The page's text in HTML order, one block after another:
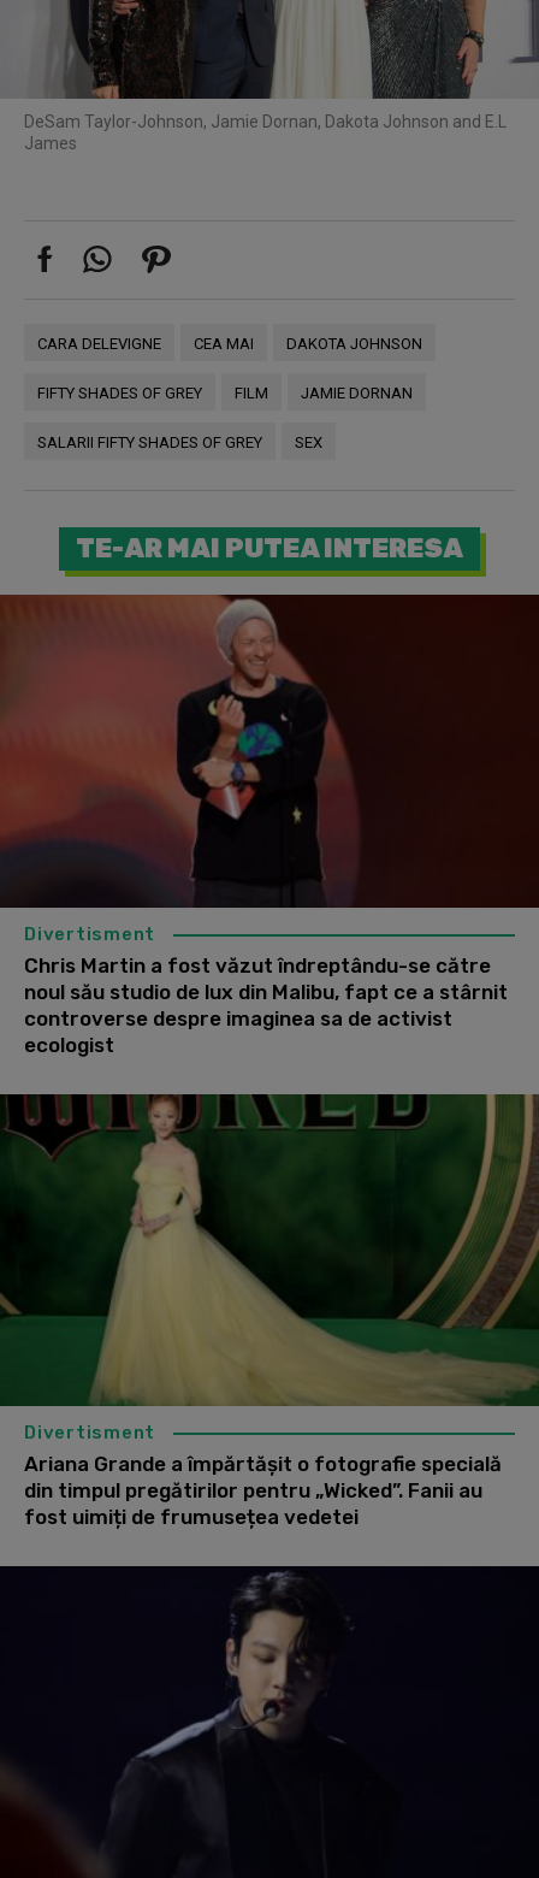
DeSam Taylor-Johnson, Jamie Dornan, Dakota Johnson and E.L
James
CARA DELEVIGNE CEA MAI DAKOTA JOHNSON
FIFTY SHADES OF GREY FILM JAMIE DORNAN
SALARII FIFTY SHADES OF GREY SEX
TE-AR MAI PUTEA INTERESA
Divertisment
Chris Martin a fost văzut îndreptându-se către
noul său studio de lux din Malibu, fapt ce a stârnit
controverse despre imaginea sa de activist
ecologist
Divertisment
Ariana Grande a împărtășit o fotografie specială
din timpul pregătirilor pentru „Wicked”. Fanii au
fost uimiți de frumusețea vedetei